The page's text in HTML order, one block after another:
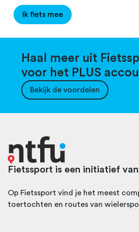
Ik fiets mee
Haal meer uit
voor het PLUS
Bekijk de voordelen
Fietssport is een initiatief
Op Fietssport vind je het meest
toertochten en routes van